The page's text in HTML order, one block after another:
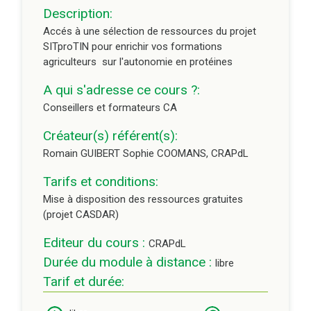
Description:
Accés à une sélection de ressources du projet
SITproTIN pour enrichir vos formations
agriculteurs sur l'autonomie en protéines
A qui s'adresse ce cours ?:
Conseillers et formateurs CA
Créateur(s) référent(s):
Romain GUIBERT Sophie COOMANS, CRAPdL
Tarifs et conditions:
Mise à disposition des ressources gratuites
(projet CASDAR)
Editeur du cours : CRAPdL
Durée du module à distance : libre
Tarif et durée: